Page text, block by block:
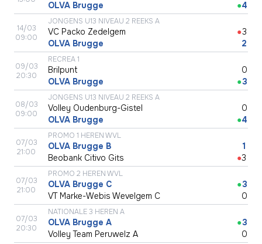
OLVA Brugge ●4
14/03
09:00
JONGENS U13 NIVEAU 2 REEKS A
VC Packo Zedelgem
OLVA Brugge
●3
2
09/03
20:30
RECREA 1
Brilpunt
OLVA Brugge
●
0
3
08/03
09:00
JONGENS U13 NIVEAU 2 REEKS A
Volley Oudenburg-Gistel
OLVA Brugge
●
0
4
07/03
21:00
PROMO 1 HEREN WVL
OLVA Brugge B
Beobank Citivo Gits
●
1
3
07/03
21:00
PROMO 2 HEREN WVL
OLVA Brugge C
VT Marke-Webis Wevelgem C
●3
0
07/03
20:30
NATIONALE 3 HEREN A
OLVA Brugge A
Volley Team Peruwelz A
●3
0